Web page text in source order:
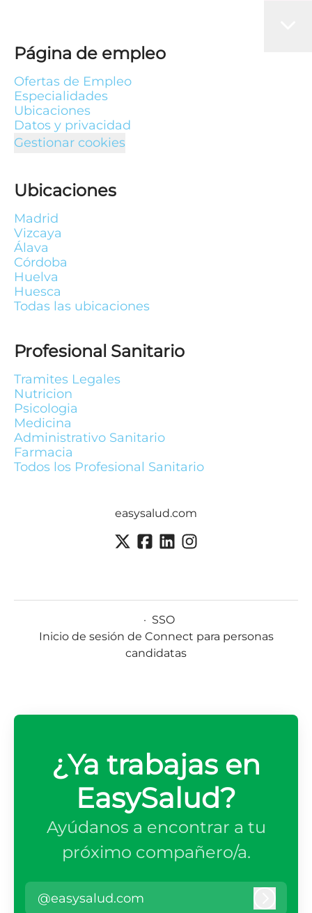
Página de empleo
Ofertas de Empleo
Especialidades
Ubicaciones
Datos y privacidad
Gestionar cookies
Ubicaciones
Madrid
Vizcaya
Álava
Córdoba
Huelva
Huesca
Todas las ubicaciones
Profesional Sanitario
Tramites Legales
Nutricion
Psicologia
Medicina
Administrativo Sanitario
Farmacia
Todos los Profesional Sanitario
easysalud.com
· SSO
Inicio de sesión de Connect para personas
candidatas
¿Ya trabajas en
EasySalud?
Ayúdanos a encontrar a tu
próximo compañero/a.
@easysalud.com